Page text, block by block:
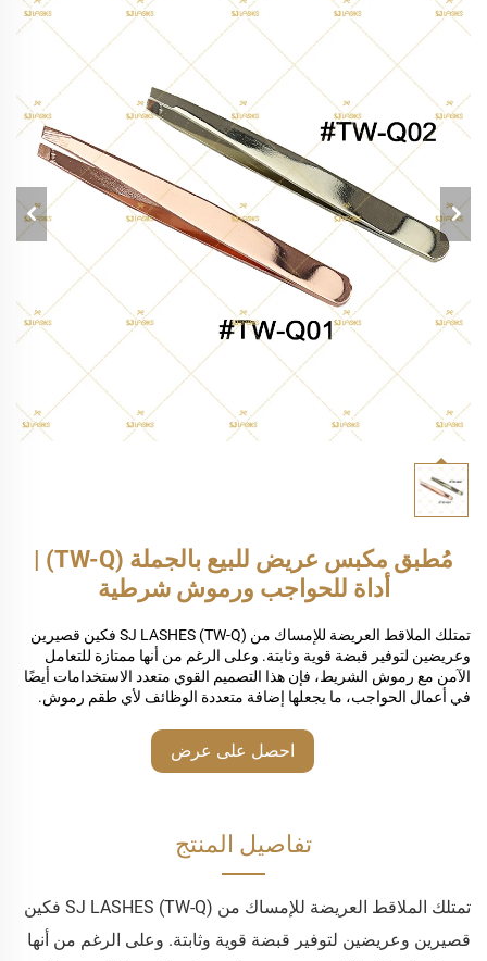
مُطبق مكبس عريض للبيع بالجملة (TW-Q) |
أداة للحواجب ورموش شرطية
تمتلك الملاقط العريضة للإمساك من SJ LASHES (TW-Q) فكين قصيرين
وعريضين لتوفير قبضة قوية وثابتة. وعلى الرغم من أنها ممتازة للتعامل
الآمن مع رموش الشريط، فإن هذا التصميم القوي متعدد الاستخدامات أيضًا
في أعمال الحواجب، ما يجعلها إضافة متعددة الوظائف لأي طقم رموش.
احصل على عرض
تفاصيل المنتج
تمتلك الملاقط العريضة للإمساك من SJ LASHES (TW-Q) فكين
قصيرين وعريضين لتوفير قبضة قوية وثابتة. وعلى الرغم من أنها